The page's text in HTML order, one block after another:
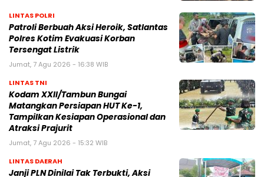
LINTAS POLRI
Patroli Berbuah Aksi Heroik, Satlantas
Polres Kotim Evakuasi Korban
Tersengat Listrik
Jumat, 7 Agu 2026 - 16:38 WIB
LINTAS TNI
Kodam XXII/Tambun Bungai
Matangkan Persiapan HUT Ke-1,
Tampilkan Kesiapan Operasional dan
Atraksi Prajurit
Jumat, 7 Agu 2026 - 15:32 WIB
LINTAS DAERAH
Janji PLN Dinilai Tak Terbukti, Aksi